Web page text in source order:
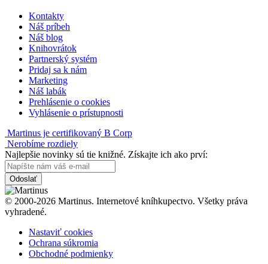
Kontakty
Náš príbeh
Náš blog
Knihovrátok
Partnerský systém
Pridaj sa k nám
Marketing
Náš labák
Prehlásenie o cookies
Vyhlásenie o prístupnosti
Martinus je certifikovaný B Corp
Nerobíme rozdiely
Najlepšie novinky sú tie knižné. Získajte ich ako prví:
Odoslať
© 2000-2026 Martinus. Internetové kníhkupectvo. Všetky práva
vyhradené.
Nastaviť cookies
Ochrana súkromia
Obchodné podmienky